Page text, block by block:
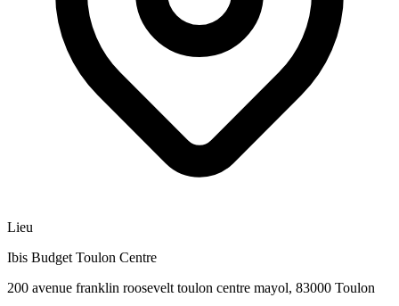
Lieu
Ibis Budget Toulon Centre
200 avenue franklin roosevelt toulon centre mayol, 83000 Toulon